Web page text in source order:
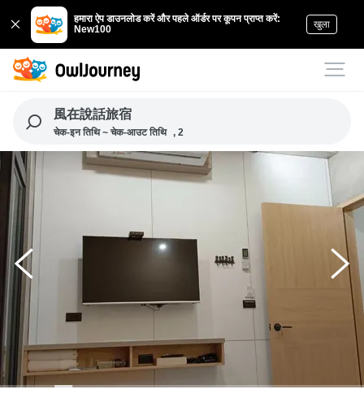
हमारा ऐप डाउनलोड करें और पहले ऑर्डर पर कूपन प्राप्त करें:
New100
खुला
風在說話旅宿
चेक-इन तिथि ~ चेक-आउट तिथि , 2